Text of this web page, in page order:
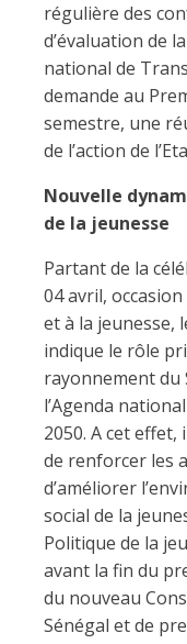
régulière des
d’évaluation de
national de
demande au
semestre, une
de l’action de
Nouvelle
de la jeunesse
Partant de la
04 avril,
et à la jeunesse,
indique le rôle
rayonnement du
l’Agenda
2050. A cet
de renforcer les
d’améliorer
social de la
Politique de la
avant la fin du
du nouveau
Sénégal et de